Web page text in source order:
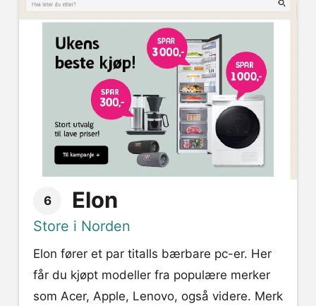
6 Elon
Store i Norden
Elon fører et par titalls bærbare pc-er. Her
får du kjøpt modeller fra populære merker
som Acer, Apple, Lenovo, også videre. Merk